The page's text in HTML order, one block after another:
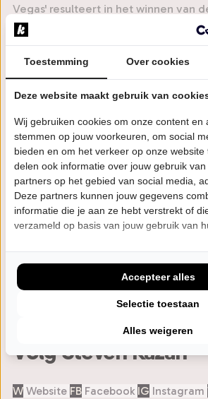
Vegas' resulteert in het winnen van
Jeugd 2023.
Zijn theatershows zijn een groot
oud.
Eerdere voorstellingen
Hoe dan!seizoen 25/2662
Super Magic!seizoen 24/2542
Super Magic!seizoen 23/2457
seizoen 23/24 1 voorstellingen
Volg Steven Kazàn
W Website FB Facebook IG Instagram
Toestemming Over cookies
Deze website maakt gebruik van
Wij gebruiken cookies om onze content en
stemmen op jouw voorkeuren, om social
bieden en om het verkeer op onze
delen ook informatie over jouw gebruik
partners op het gebied van social media,
Deze partners kunnen jouw gegevens
informatie die je aan ze hebt verstrekt of
verzameld op basis van jouw gebruik van
Alles weigeren
Selectie toestaan
Accepteer alles